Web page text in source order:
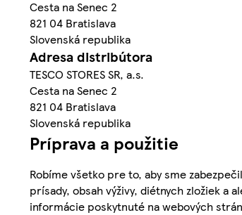
Cesta na Senec 2
821 04 Bratislava
Slovenská republika
Adresa distribútora
TESCO STORES SR, a.s.
Cesta na Senec 2
821 04 Bratislava
Slovenská republika
Príprava a použitie
Robíme všetko pre to, aby sme
prísady, obsah výživy, diétnych zložiek a
informácie poskytnuté na webových